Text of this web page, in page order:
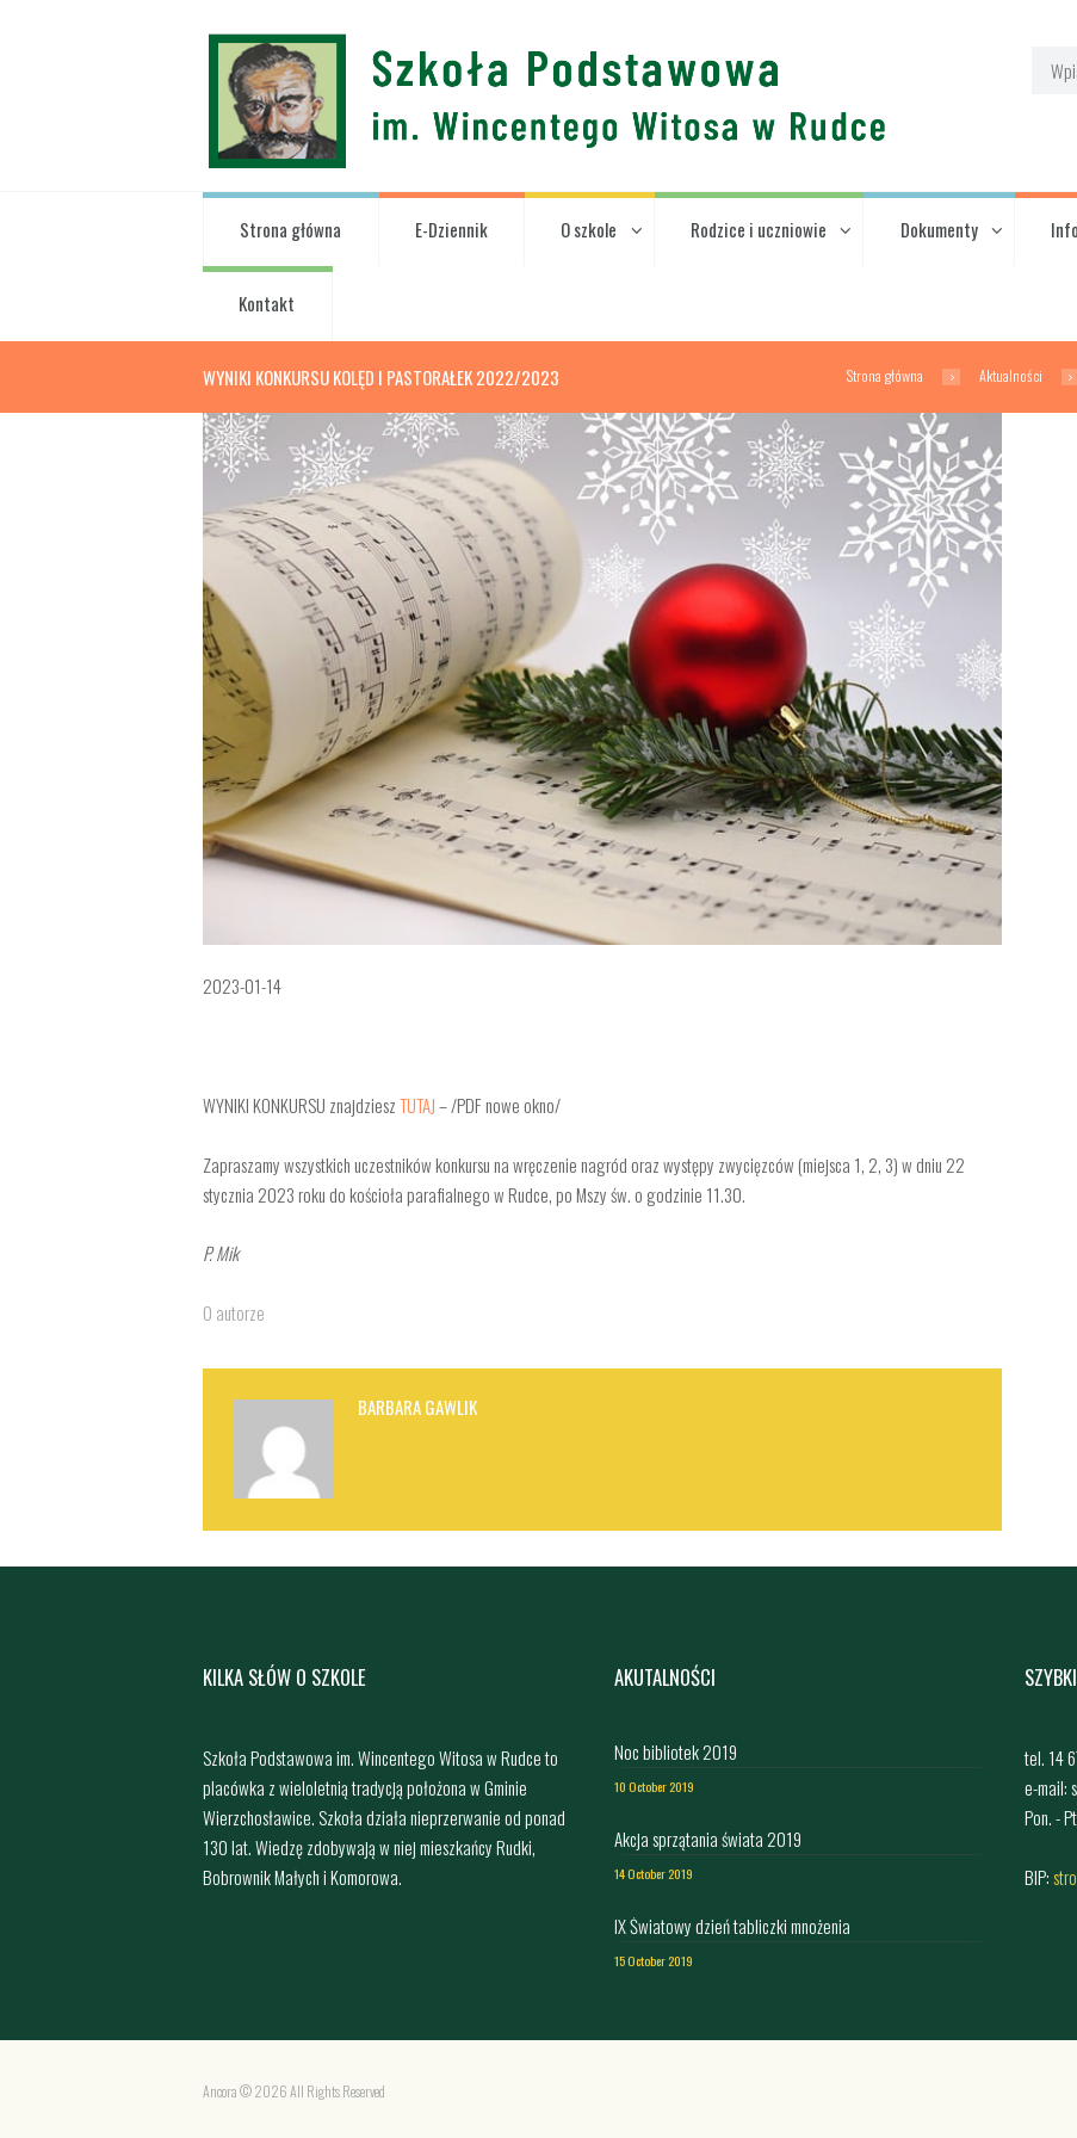
Strona główna E-Dziennik O szkole Rodzice i uczniowie Dokumenty
Kontakt
WYNIKI KONKURSU KOLĘD I PASTORAŁEK 2022/2023 Strona główna Aktualności
2023-01-14
WYNIKI KONKURSU znajdzieszTUTAJ– /PDF nowe okno/
Zapraszamy wszystkich uczestników konkursu na wręczenie nagród oraz występy zwycięzców (miejsca 1, 2, 3) w dniu 22
stycznia 2023 roku do kościoła parafialnego w Rudce, po Mszy św. o godzinie 11.30.
P. Mik
O autorze
BARBARA GAWLIK
KILKA SŁÓW O SZKOLE
Szkoła Podstawowa im. Wincentego Witosa w Rudce to
placówka z wieloletnią tradycją położona w Gminie
Wierzchosławice. Szkoła działa nieprzerwanie od ponad
130 lat. Wiedzę zdobywają w niej mieszkańcy Rudki,
Bobrownik Małych i Komorowa.
AKUTALNOŚCI
Noc bibliotek 2019
10 October 2019
Akcja sprzątania świata 2019
14 October 2019
IX Światowy dzień tabliczki mnożenia
15 October 2019
tel. 14
e-mail:
Pon. -
BIP:
Ancora © 2026 All Rights Reserved